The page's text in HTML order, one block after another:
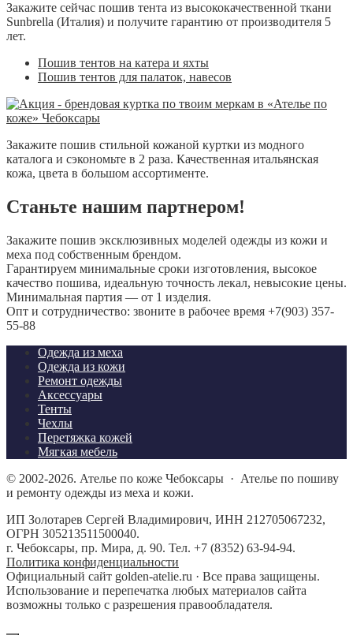
Закажите сейчас пошив тента из высококачественной ткани
Sunbrella (Италия) и получите гарантию от производителя 5
лет.
Пошив тентов на катера и яхты
Пошив тентов для палаток, навесов
Закажите пошив стильной кожаной куртки из модного
каталога и сэкономьте в 2 раза. Качественная итальянская
кожа, цвета в большом ассортименте.
Станьте нашим партнером!
Закажите пошив эксклюзивных моделей одежды из кожи и
меха под собственным брендом.
Гарантируем минимальные сроки изготовления, высокое
качество пошива, идеальную точность лекал, невысокие цены.
Минимальная партия — от 1 изделия.
Опт и сотрудничество: звоните в рабочее время +7(903) 357-
55-88
Одежда из меха
Одежда из кожи
Ремонт одежды
Аксессуары
Тенты
Чехлы
Перетяжка кожей
Мягкая мебель
© 2002-2026. Ателье по коже Чебоксары · Ателье по пошиву
и ремонту одежды из меха и кожи.
ИП Золотарев Сергей Владимирович, ИНН 212705067232,
ОГРН 305213511500040.
г. Чебоксары, пр. Мира, д. 90. Тел. +7 (8352) 63-94-94.
Политика конфиденциальности
Официальный сайт golden-atelie.ru · Все права защищены.
Использование и перепечатка любых материалов сайта
возможны только с разрешения правообладателя.